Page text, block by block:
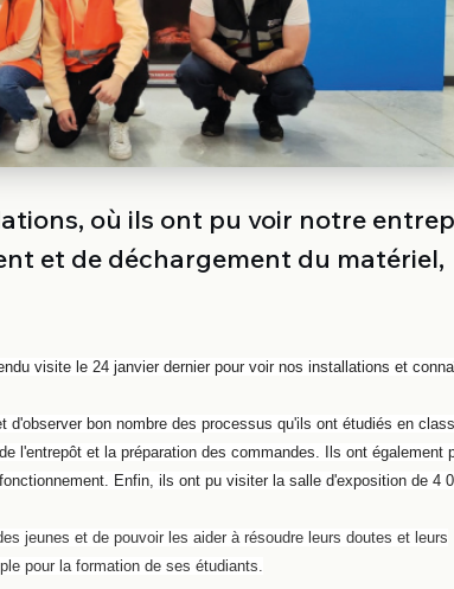
où ils ont pu voir notre
et de déchargement du matériel,
visite le 24 janvier dernier pour voir nos installations et
bon nombre des processus qu'ils ont étudiés en
l'entrepôt et la préparation des commandes. Ils ont également
Enfin, ils ont pu visiter la salle d'exposition de 4
jeunes et de pouvoir les aider à résoudre leurs doutes et leurs
pour la formation de ses étudiants.